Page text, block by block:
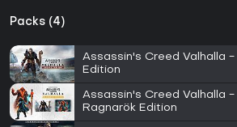
Packs (4)
Assassin's Creed Valhalla -
Edition
Assassin's Creed Valhalla -
Ragnarök Edition